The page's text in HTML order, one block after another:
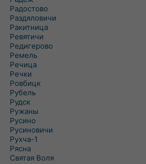
Радостово
Раздяловичи
Ракитница
Ревятичи
Редигерово
Ремель
Речица
Речки
Ровбицк
Рубель
Рудск
Ружаны
Русино
Русиновичи
Рухча-1
Рясна
Святая Воля